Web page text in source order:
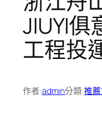
JIUYI俱
工程投
作者:admin分類:推